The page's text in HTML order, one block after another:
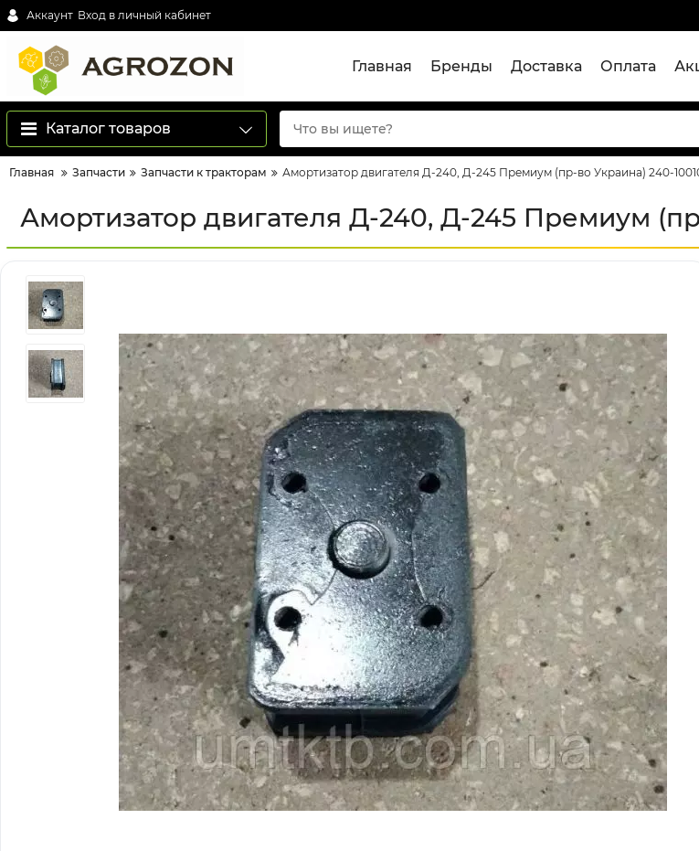
Аккаунт Вход в личный кабинет
Главная Бренды Доставка Оплата
Каталог товаров
Главная Запчасти Запчасти к тракторам Амортизатор двигателя Д-240, Д-245 Премиум (пр-во Украина) 240-
Амортизатор двигателя Д-240, Д-245 Премиум